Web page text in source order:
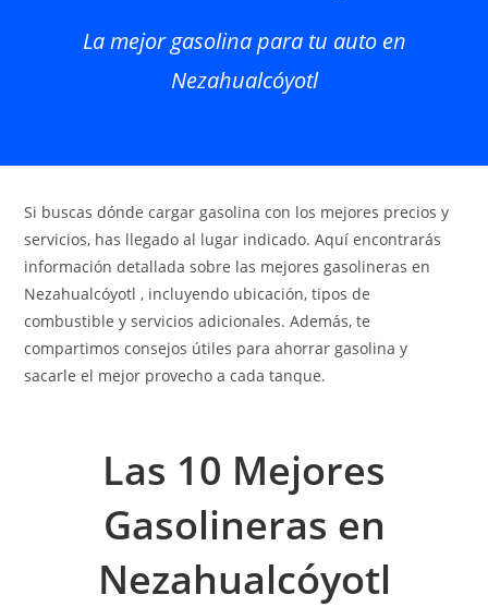
La mejor gasolina para tu auto en
Nezahualcóyotl
Si buscas dónde cargar gasolina con los mejores precios y
servicios, has llegado al lugar indicado. Aquí encontrarás
información detallada sobre las mejores gasolineras en
Nezahualcóyotl , incluyendo ubicación, tipos de
combustible y servicios adicionales. Además, te
compartimos consejos útiles para ahorrar gasolina y
sacarle el mejor provecho a cada tanque.
Las 10 Mejores
Gasolineras en
Nezahualcóyotl